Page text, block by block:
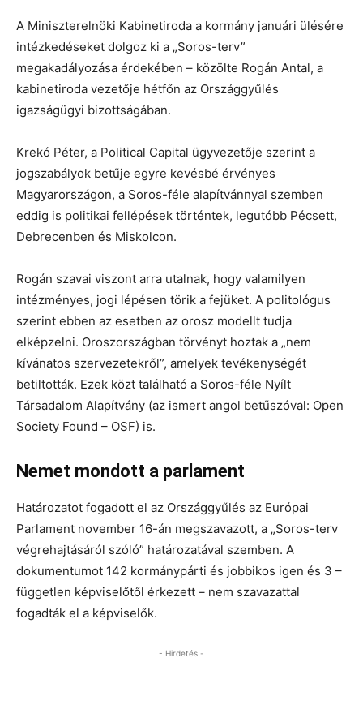
A Miniszterelnöki Kabinetiroda a kormány januári ülésére
intézkedéseket dolgoz ki a „Soros-terv”
megakadályozása érdekében – közölte Rogán Antal, a
kabinetiroda vezetője hétfőn az Országgyűlés
igazságügyi bizottságában.
Krekó Péter, a Political Capital ügyvezetője szerint a
jogszabályok betűje egyre kevésbé érvényes
Magyarországon, a Soros-féle alapítvánnyal szemben
eddig is politikai fellépések történtek, legutóbb Pécsett,
Debrecenben és Miskolcon.
Rogán szavai viszont arra utalnak, hogy valamilyen
intézményes, jogi lépésen törik a fejüket. A politológus
szerint ebben az esetben az orosz modellt tudja
elképzelni. Oroszországban törvényt hoztak a „nem
kívánatos szervezetekről”, amelyek tevékenységét
betiltották. Ezek közt található a Soros-féle Nyílt
Társadalom Alapítvány (az ismert angol betűszóval: Open
Society Found – OSF) is.
Nemet mondott a parlament
Határozatot fogadott el az Országgyűlés az Európai
Parlament november 16-án megszavazott, a „Soros-terv
végrehajtásáról szóló” határozatával szemben. A
dokumentumot 142 kormánypárti és jobbikos igen és 3 –
független képviselőtől érkezett – nem szavazattal
fogadták el a képviselők.
- Hirdetés -